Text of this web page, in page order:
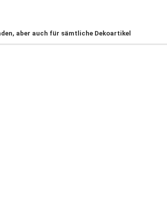
aber auch für sämtliche Dekoartikel